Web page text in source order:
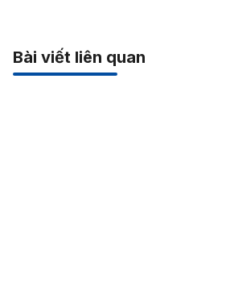
Bài viết liên quan